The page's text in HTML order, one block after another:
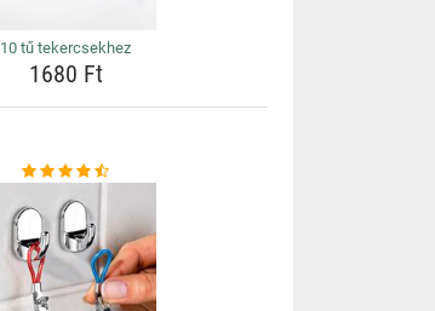
10 tű tekercsekhez
1680 Ft